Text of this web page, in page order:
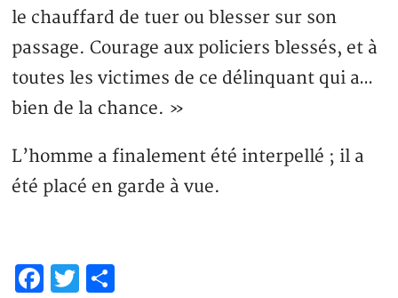
le chauffard de tuer ou blesser sur son
passage. Courage aux policiers blessés, et à
toutes les victimes de ce délinquant qui a…
bien de la chance. »
L’homme a finalement été interpellé ; il a
été placé en garde à vue.
Facebook
Twitter